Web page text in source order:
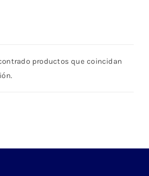
productos que coincidan